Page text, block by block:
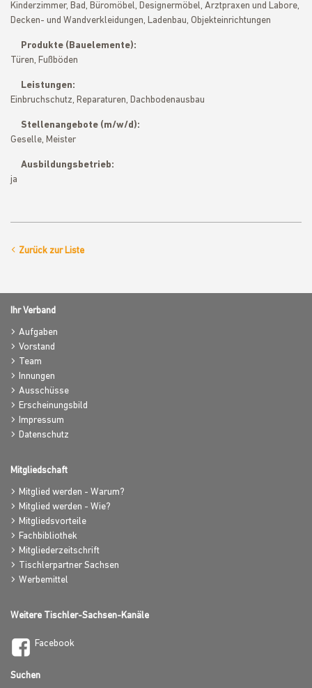
Kinderzimmer, Bad, Büromöbel, Designermöbel, Arztpraxen und Labore,
Decken- und Wandverkleidungen, Ladenbau, Objekteinrichtungen
Produkte (Bauelemente):
Türen, Fußböden
Leistungen:
Einbruchschutz, Reparaturen, Dachbodenausbau
Stellenangebote (m/w/d):
Geselle, Meister
Ausbildungsbetrieb:
ja
Zurück zur Liste
Ihr Verband
Aufgaben
Vorstand
Team
Innungen
Ausschüsse
Erscheinungsbild
Impressum
Datenschutz
Mitgliedschaft
Mitglied werden - Warum?
Mitglied werden - Wie?
Mitgliedsvorteile
Fachbibliothek
Mitgliederzeitschrift
Tischlerpartner Sachsen
Werbemittel
Weitere Tischler-Sachsen-Kanäle
Facebook
Suchen